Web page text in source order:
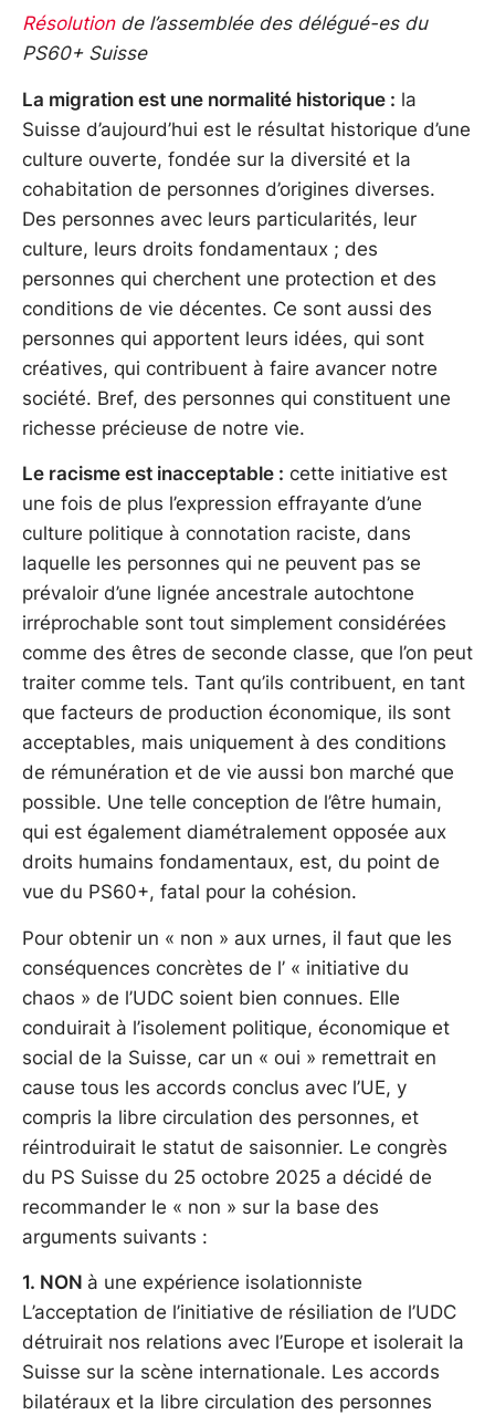
Résolutionde l’assemblée des délégué-es du
PS60+ Suisse
La migration est une normalité historique : la
Suisse d’aujourd’hui est le résultat historique d’une
culture ouverte, fondée sur la diversité et la
cohabitation de personnes d’origines diverses.
Des personnes avec leurs particularités, leur
culture, leurs droits fondamentaux ; des
personnes qui cherchent une protection et des
conditions de vie décentes. Ce sont aussi des
personnes qui apportent leurs idées, qui sont
créatives, qui contribuent à faire avancer notre
société. Bref, des personnes qui constituent une
richesse précieuse de notre vie.
Le racisme est inacceptable : cette initiative est
une fois de plus l’expression effrayante d’une
culture politique à connotation raciste, dans
laquelle les personnes qui ne peuvent pas se
prévaloir d’une lignée ancestrale autochtone
irréprochable sont tout simplement considérées
comme des êtres de seconde classe, que l’on peut
traiter comme tels. Tant qu’ils contribuent, en tant
que facteurs de production économique, ils sont
acceptables, mais uniquement à des conditions
de rémunération et de vie aussi bon marché que
possible. Une telle conception de l’être humain,
qui est également diamétralement opposée aux
droits humains fondamentaux, est, du point de
vue du PS60+, fatal pour la cohésion.
Pour obtenir un « non » aux urnes, il faut que les
conséquences concrètes de l’ « initiative du
chaos » de l’UDC soient bien connues. Elle
conduirait à l’isolement politique, économique et
social de la Suisse, car un « oui » remettrait en
cause tous les accords conclus avec l’UE, y
compris la libre circulation des personnes, et
réintroduirait le statut de saisonnier. Le congrès
du PS Suisse du 25 octobre 2025 a décidé de
recommander le « non » sur la base des
arguments suivants :
1. NON à une expérience isolationniste
L’acceptation de l’initiative de résiliation de l’UDC
détruirait nos relations avec l’Europe et isolerait la
Suisse sur la scène internationale. Les accords
bilatéraux et la libre circulation des personnes